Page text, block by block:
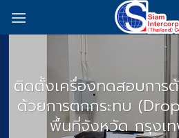
ติดตั้งเครื่องทดสอบการ
ด้วยการตกกระทบ
พื้นที่จังหวัด กรุงเ